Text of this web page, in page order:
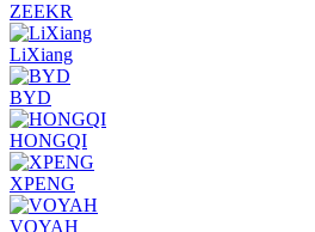
ZEEKR
LiXiang
BYD
HONGQI
XPENG
VOYAH